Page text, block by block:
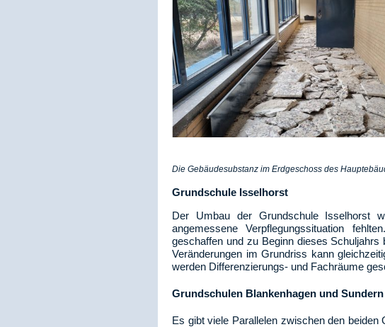
Die Gebäudesubstanz im Erdgeschoss des
Grundschule Isselhorst
Der Umbau der Grundschule Isselhorst
angemessene Verpflegungssituation
geschaffen und zu Beginn dieses
Veränderungen im Grundriss kann
werden Differenzierungs- und Fachräume
Grundschulen Blankenhagen und Sundern
Es gibt viele Parallelen zwischen den